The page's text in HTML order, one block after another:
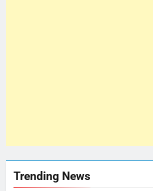
Trending News